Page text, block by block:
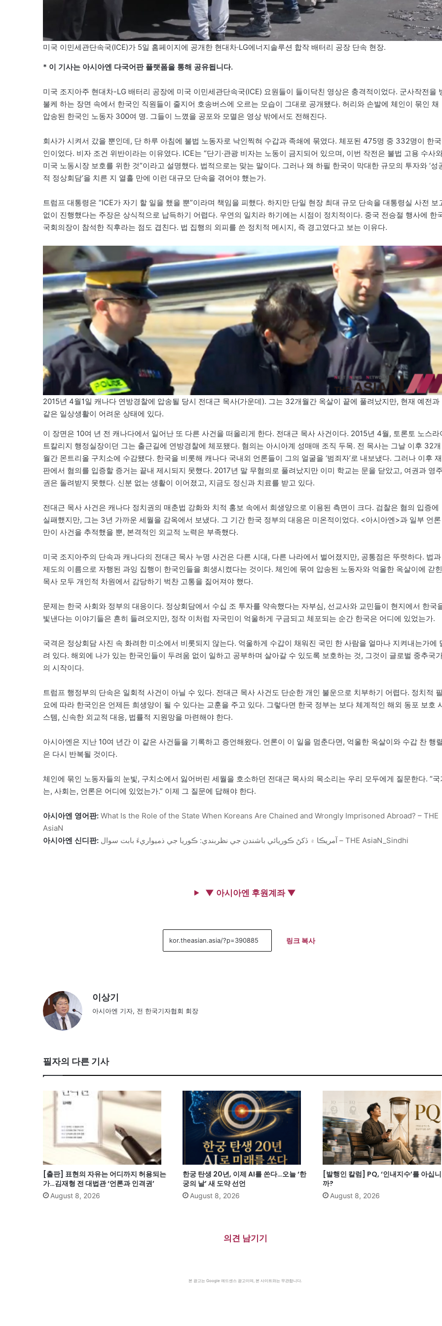
미국 이민세관단속국(ICE)가 5일 홈페이지에 공개한 현대차·LG에너지솔루션 합작 배터리 공장 단속 현장.
* 이 기사는 아시아엔 다국어판 플랫폼을 통해 공유됩니다.
미국 조지아주 현대차-LG 배터리 공장에 미국 이민세관단속국(ICE) 요원들이 들이닥친 영상은 충격적이었다. 군사작전을
불케 하는 장면 속에서 한국인 직원들이 줄지어 호송버스에 오르는 모습이 그대로 공개됐다. 허리와 손발에 체인이 묶인 채
압송된 한국인 노동자 300여 명. 그들이 느꼈을 공포와 모멸은 영상 밖에서도 전해진다.
회사가 시켜서 갔을 뿐인데, 단 하루 아침에 불법 노동자로 낙인찍혀 수갑과 족쇄에 묶였다. 체포된 475명 중 332명이 한국
인이었다. 비자 조건 위반이라는 이유였다. ICE는 “단기·관광 비자는 노동이 금지되어 있으며, 이번 작전은 불법 고용 수사
미국 노동시장 보호를 위한 것”이라고 설명했다. 법적으로는 맞는 말이다. 그러나 왜 하필 한국이 막대한 규모의 투자와 ‘성
적 정상회담’을 치른 지 열흘 만에 이런 대규모 단속을 겪어야 했는가.
트럼프 대통령은 “ICE가 자기 할 일을 했을 뿐”이라며 책임을 피했다. 하지만 단일 현장 최대 규모 단속을 대통령실 사전 보
없이 진행했다는 주장은 상식적으로 납득하기 어렵다. 우연의 일치라 하기에는 시점이 정치적이다. 중국 전승절 행사에 한
국회의장이 참석한 직후라는 점도 겹친다. 법 집행의 외피를 쓴 정치적 메시지, 즉 경고였다고 보는 이유다.
2015년 4월1일 캐나다 연방경찰에 압송될 당시 전대근 목사(가운데). 그는 32개월간 옥살이 끝에 풀려났지만, 현재 예전과
같은 일상생활이 어려운 상태에 있다.
이 장면은 10여 년 전 캐나다에서 일어난 또 다른 사건을 떠올리게 한다. 전대근 목사 사건이다. 2015년 4월, 토론토 노스라
트칼리지 행정실장이던 그는 출근길에 연방경찰에 체포됐다. 혐의는 아시아계 성매매 조직 두목. 전 목사는 그날 이후 32개
월간 몬트리올 구치소에 수감됐다. 한국을 비롯해 캐나다 국내외 언론들이 그의 얼굴을 ‘범죄자’로 내보냈다. 그러나 이후 재
판에서 혐의를 입증할 증거는 끝내 제시되지 못했다. 2017년 말 무혐의로 풀려났지만 이미 학교는 문을 닫았고, 여권과 영주
권은 돌려받지 못했다. 신분 없는 생활이 이어졌고, 지금도 정신과 치료를 받고 있다.
전대근 목사 사건은 캐나다 정치권의 매춘법 강화와 치적 홍보 속에서 희생양으로 이용된 측면이 크다. 검찰은 혐의 입증에
실패했지만, 그는 3년 가까운 세월을 감옥에서 보냈다. 그 기간 한국 정부의 대응은 미온적이었다. <아시아엔>과 일부 언론
만이 사건을 추적했을 뿐, 본격적인 외교적 노력은 부족했다.
미국 조지아주의 단속과 캐나다의 전대근 목사 누명 사건은 다른 시대, 다른 나라에서 벌어졌지만, 공통점은 뚜렷하다. 법과
제도의 이름으로 자행된 과잉 집행이 한국인들을 희생시켰다는 것이다. 체인에 묶여 압송된 노동자와 억울한 옥살이에 갇힌
목사 모두 개인적 차원에서 감당하기 벅찬 고통을 짊어져야 했다.
문제는 한국 사회와 정부의 대응이다. 정상회담에서 수십 조 투자를 약속했다는 자부심, 선교사와 교민들이 현지에서 한국
빛낸다는 이야기들은 흔히 들려오지만, 정작 이처럼 자국민이 억울하게 구금되고 체포되는 순간 한국은 어디에 있었는가.
국격은 정상회담 사진 속 화려한 미소에서 비롯되지 않는다. 억울하게 수갑이 채워진 국민 한 사람을 얼마나 지켜내는가에
려 있다. 해외에 나가 있는 한국인들이 두려움 없이 일하고 공부하며 살아갈 수 있도록 보호하는 것, 그것이 글로벌 중추국
의 시작이다.
트럼프 행정부의 단속은 일회적 사건이 아닐 수 있다. 전대근 목사 사건도 단순한 개인 불운으로 치부하기 어렵다. 정치적 필
요에 따라 한국인은 언제든 희생양이 될 수 있다는 교훈을 주고 있다. 그렇다면 한국 정부는 보다 체계적인 해외 동포 보호
스템, 신속한 외교적 대응, 법률적 지원망을 마련해야 한다.
아시아엔은 지난 10여 년간 이 같은 사건들을 기록하고 증언해왔다. 언론이 이 일을 멈춘다면, 억울한 옥살이와 수갑 찬 행렬
은 다시 반복될 것이다.
체인에 묶인 노동자들의 눈빛, 구치소에서 잃어버린 세월을 호소하던 전대근 목사의 목소리는 우리 모두에게 질문한다. “국
는, 사회는, 언론은 어디에 있었는가.” 이제 그 질문에 답해야 한다.
아시아엔 영어판: What Is the Role of the State When Koreans Are Chained and Wrongly Imprisoned Abroad? – THE
AsiaN
아시아엔 신디판: آمريڪا ۾ ڏکڻ ڪوريائي باشندن جي نظربندي: ڪوريا جي ذميواريءَ بابت سوال – THE AsiaN_Sindhi
▼ 아시아엔 후원계좌 ▼
링크 복사
이상기
아시아엔 기자, 전 한국기자협회 회장
필자의 다른 기사
[출판] 표현의 자유는 어디까지 허용되는
가…김재형 전 대법관 ‘언론과 인격권’
August 8, 2026
한궁 탄생 20년, 이제 AI를 쏜다…오늘 ‘한
궁의 날’ 새 도약 선언
August 8, 2026
[발행인 칼럼] PQ, ‘인내지수’를 아십니
까?
August 8, 2026
의견 남기기
본 광고는 Google 애드센스 광고이며, 본 사이트와는 무관합니다.